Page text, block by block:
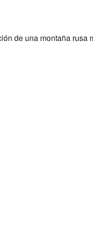
de una montaña rusa